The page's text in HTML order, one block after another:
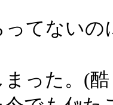
ってない
まった。(